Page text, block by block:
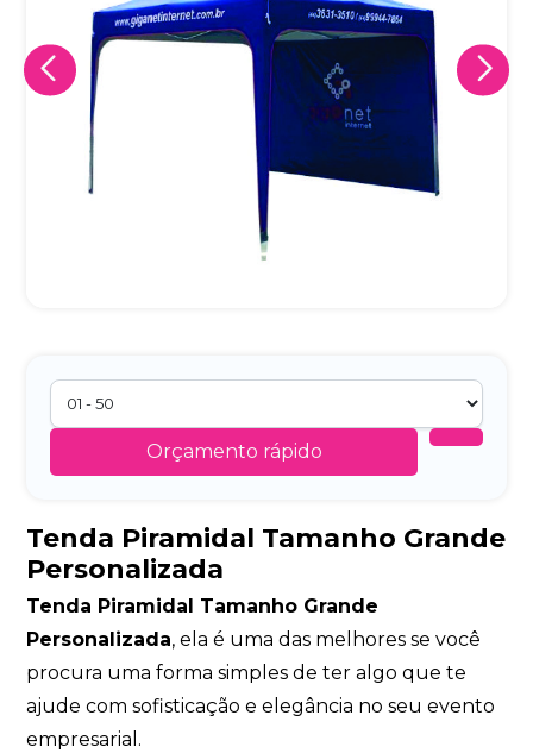
Orçamento rápido
Tenda Piramidal Tamanho Grande
Personalizada
Tenda Piramidal Tamanho Grande
Personalizada, ela é uma das melhores se você
procura uma forma simples de ter algo que te
ajude com sofisticação e elegância no seu evento
empresarial.
Iniciar conversa